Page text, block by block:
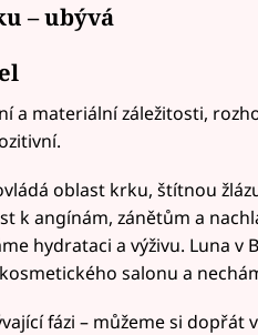
– ubývá
a materiální záležitosti,
oblast krku, štítnou
k angínám, zánětům a
hydrataci a výživu. Luna v
salonu a
fázi – můžeme si dopřát